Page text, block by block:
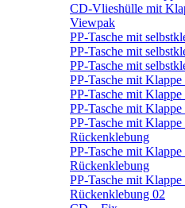
CD-Vlieshülle mit
Viewpak
PP-Tasche mit
PP-Tasche mit
PP-Tasche mit
PP-Tasche mit
PP-Tasche mit
PP-Tasche mit
PP-Tasche mit
Rückenklebung
PP-Tasche mit
Rückenklebung
PP-Tasche mit
Rückenklebung 02